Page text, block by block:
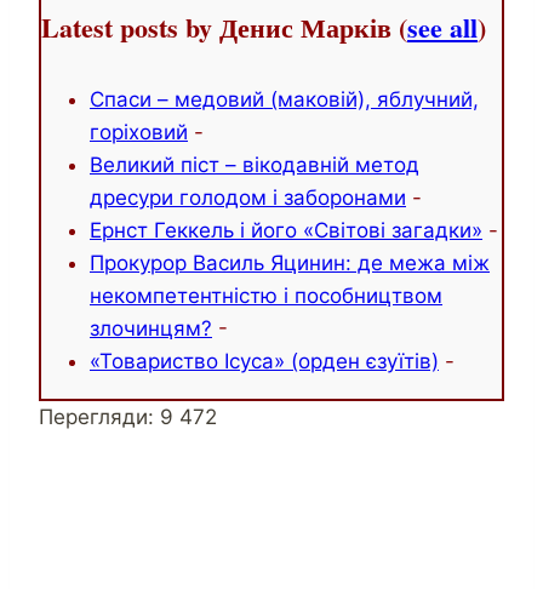
Latest posts by Денис Марків (see all)
Спаси – медовий (маковій), яблучний,
горіховий -
Великий піст – вікодавній метод
дресури голодом і заборонами -
Ернст Геккель і його «Світові загадки» -
Прокурор Василь Яцинин: де межа між
некомпетентністю і пособництвом
злочинцям? -
«Товариство Ісуса» (орден єзуїтів) -
Перегляди: 9 472